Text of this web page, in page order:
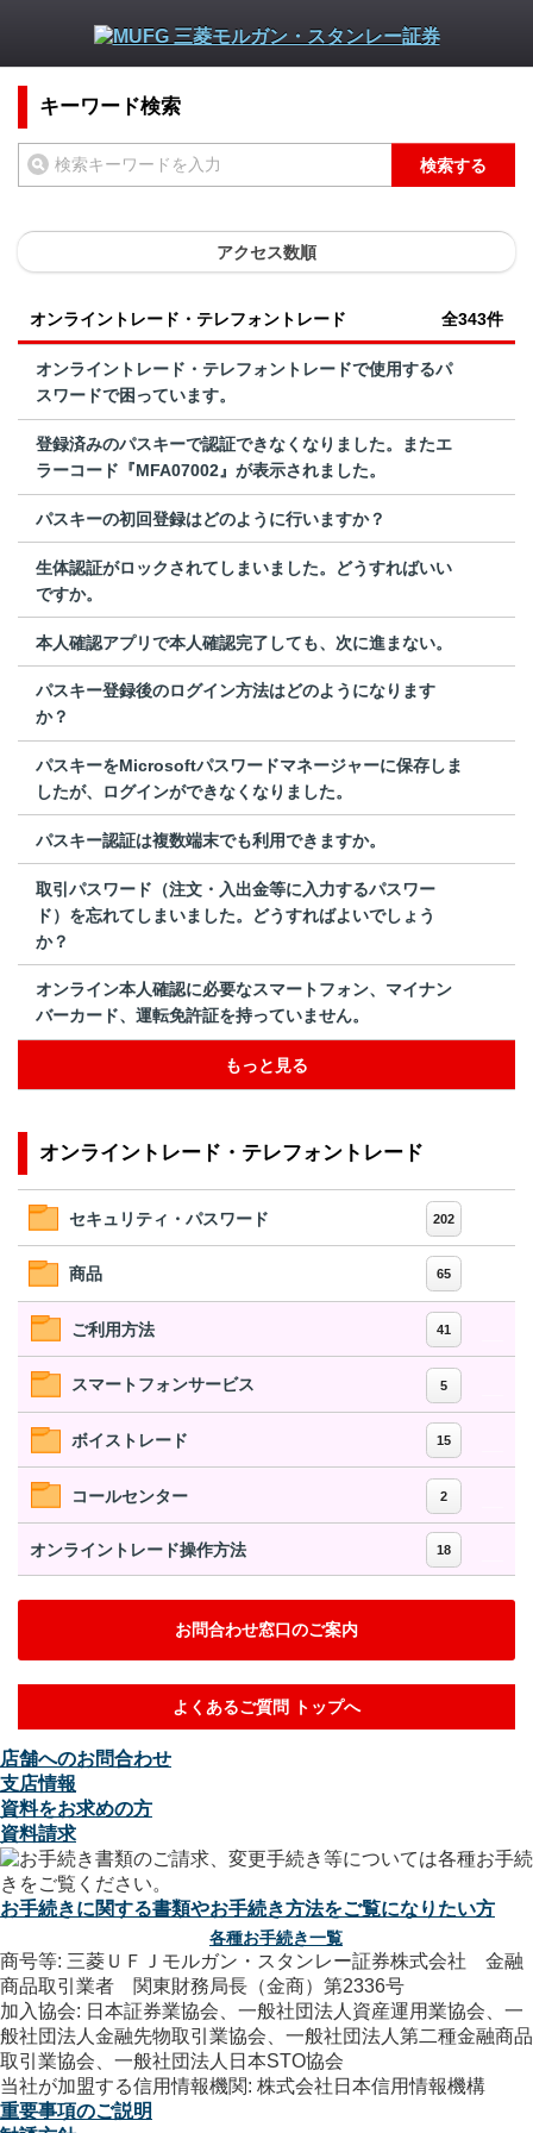
キーワード検索
検索する
アクセス数順
オンライントレード・テレフォントレード 全343件
オンライントレード・テレフォントレードで使用するパ
スワードで困っています。
登録済みのパスキーで認証できなくなりました。またエ
ラーコード『MFA07002』が表示されました。
パスキーの初回登録はどのように行いますか？
生体認証がロックされてしまいました。どうすればいい
ですか。
本人確認アプリで本人確認完了しても、次に進まない。
パスキー登録後のログイン方法はどのようになります
か？
パスキーをMicrosoftパスワードマネージャーに保存しま
したが、ログインができなくなりました。
パスキー認証は複数端末でも利用できますか。
取引パスワード（注文・入出金等に入力するパスワー
ド）を忘れてしまいました。どうすればよいでしょう
か？
オンライン本人確認に必要なスマートフォン、マイナン
バーカード、運転免許証を持っていません。
もっと見る
オンライントレード・テレフォントレード
セキュリティ・パスワード 202
商品 65
ご利用方法 41
スマートフォンサービス 5
ボイストレード 15
コールセンター 2
オンライントレード操作方法 18
お問合わせ窓口のご案内
よくあるご質問 トップへ
店舗へのお問合わせ
支店情報
資料をお求めの方
資料請求
お手続きに関する書類やお手続き方法をご覧になりたい方
各種お手続き一覧
商号等: 三菱ＵＦＪモルガン・スタンレー証券株式会社 金融
商品取引業者 関東財務局長（金商）第2336号
加入協会: 日本証券業協会、一般社団法人資産運用業協会、一
般社団法人金融先物取引業協会、一般社団法人第二種金融商品
取引業協会、一般社団法人日本STO協会
当社が加盟する信用情報機関: 株式会社日本信用情報機構
重要事項のご説明